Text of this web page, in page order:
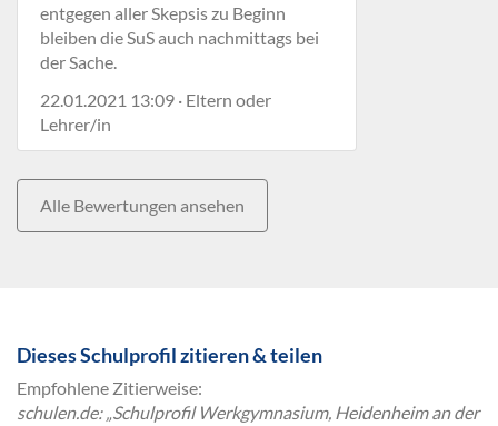
entgegen aller Skepsis zu Beginn
bleiben die SuS auch nachmittags bei
der Sache.
22.01.2021 13:09 · Eltern oder
Lehrer/in
Alle Bewertungen ansehen
Dieses Schulprofil zitieren & teilen
Empfohlene Zitierweise:
schulen.de: „Schulprofil Werkgymnasium, Heidenheim an der